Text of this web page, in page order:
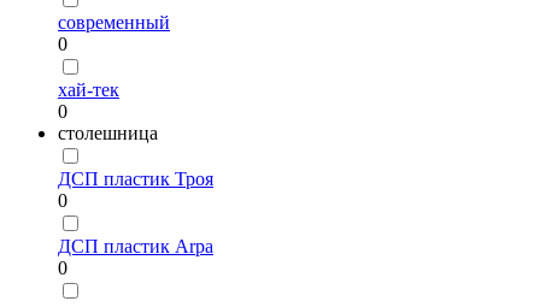
современный
0
хай-тек
0
столешница
ДСП пластик Троя
0
ДСП пластик Arpa
0